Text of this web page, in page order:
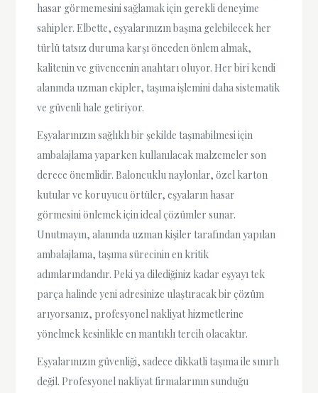
hasar görmemesini sağlamak için gerekli deneyime
sahipler. Elbette, eşyalarınızın başına gelebilecek her
türlü tatsız duruma karşı önceden önlem almak,
kalitenin ve güvencenin anahtarı oluyor. Her biri kendi
alanında uzman ekipler, taşıma işlemini daha sistematik
ve güvenli hale getiriyor.
Eşyalarınızın sağlıklı bir şekilde taşınabilmesi için
ambalajlama yaparken kullanılacak malzemeler son
derece önemlidir. Baloncuklu naylonlar, özel karton
kutular ve koruyucu örtüler, eşyaların hasar
görmesini önlemek için ideal çözümler sunar.
Unutmayın, alanında uzman kişiler tarafından yapılan
ambalajlama, taşıma sürecinin en kritik
adımlarındandır. Peki ya dilediğiniz kadar eşyayı tek
parça halinde yeni adresinize ulaştıracak bir çözüm
arıyorsanız, profesyonel nakliyat hizmetlerine
yönelmek kesinlikle en mantıklı tercih olacaktır.
Eşyalarınızın güvenliği, sadece dikkatli taşıma ile sınırlı
değil. Profesyonel nakliyat firmalarının sunduğu